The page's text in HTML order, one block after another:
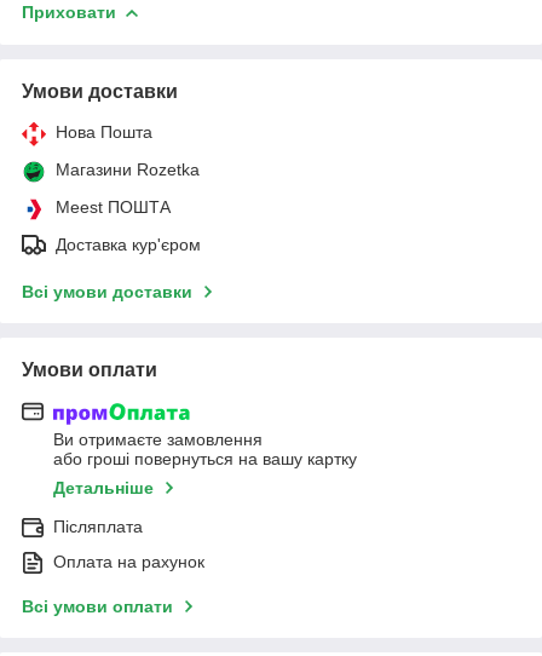
Приховати
Умови доставки
Нова Пошта
Магазини Rozetka
Meest ПОШТА
Доставка кур'єром
Всі умови доставки
Умови оплати
Ви отримаєте замовлення
або гроші повернуться на вашу картку
Детальніше
Післяплата
Оплата на рахунок
Всі умови оплати